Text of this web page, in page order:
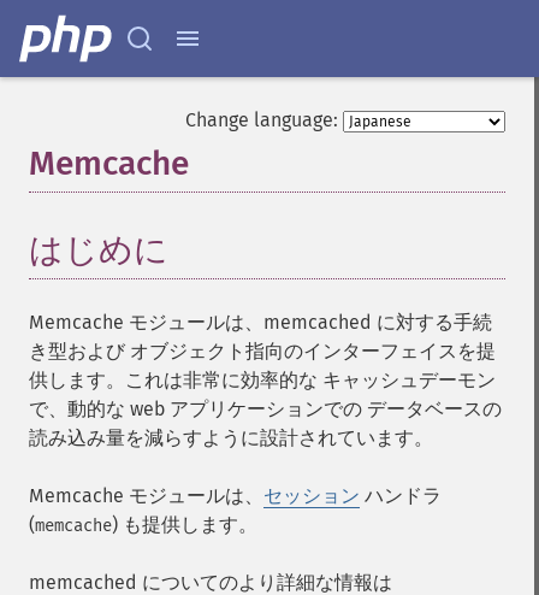
Change language:
Memcache
はじめに
Memcache モジュールは、memcached に対する手続
き型および オブジェクト指向のインターフェイスを提
供します。これは非常に効率的な キャッシュデーモン
で、動的な web アプリケーションでの データベースの
読み込み量を減らすように設計されています。
Memcache モジュールは、 セッション ハンドラ
(memcache) も提供します。
memcached についてのより詳細な情報は